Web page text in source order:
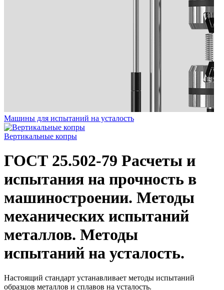
Машины для испытаний на усталость
Вертикальные копры
ГОСТ 25.502-79 Расчеты и
испытания на прочность в
машиностроении. Методы
механических испытаний
металлов. Методы
испытаний на усталость.
Настоящий стандарт устанавливает методы испытаний
образцов металлов и сплавов на усталость.